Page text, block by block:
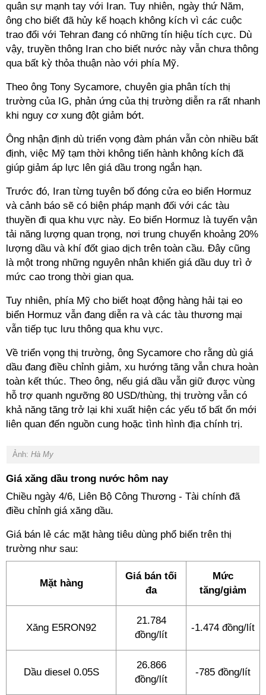
quân sự mạnh tay với Iran. Tuy nhiên, ngày thứ Năm,
ông cho biết đã hủy kế hoạch không kích vì các cuộc
trao đổi với Tehran đang có những tín hiệu tích cực. Dù
vậy, truyền thông Iran cho biết nước này vẫn chưa thông
qua bất kỳ thỏa thuận nào với phía Mỹ.
Theo ông Tony Sycamore, chuyên gia phân tích thị
trường của IG, phản ứng của thị trường diễn ra rất nhanh
khi nguy cơ xung đột giảm bớt.
Ông nhận định dù triển vọng đàm phán vẫn còn nhiều bất
định, việc Mỹ tạm thời không tiến hành không kích đã
giúp giảm áp lực lên giá dầu trong ngắn hạn.
Trước đó, Iran từng tuyên bố đóng cửa eo biển Hormuz
và cảnh báo sẽ có biện pháp mạnh đối với các tàu
thuyền đi qua khu vực này. Eo biển Hormuz là tuyến vận
tải năng lượng quan trọng, nơi trung chuyển khoảng 20%
lượng dầu và khí đốt giao dịch trên toàn cầu. Đây cũng
là một trong những nguyên nhân khiến giá dầu duy trì ở
mức cao trong thời gian qua.
Tuy nhiên, phía Mỹ cho biết hoạt động hàng hải tại eo
biển Hormuz vẫn đang diễn ra và các tàu thương mại
vẫn tiếp tục lưu thông qua khu vực.
Về triển vọng thị trường, ông Sycamore cho rằng dù giá
dầu đang điều chỉnh giảm, xu hướng tăng vẫn chưa hoàn
toàn kết thúc. Theo ông, nếu giá dầu vẫn giữ được vùng
hỗ trợ quanh ngưỡng 80 USD/thùng, thị trường vẫn có
khả năng tăng trở lại khi xuất hiện các yếu tố bất ổn mới
liên quan đến nguồn cung hoặc tình hình địa chính trị.
Ảnh: Hà My
Giá xăng dầu trong nước hôm nay
Chiều ngày 4/6, Liên Bộ Công Thương - Tài chính đã
điều chỉnh giá xăng dầu.
Giá bán lẻ các mặt hàng tiêu dùng phổ biến trên thị
trường như sau:
Mặt hàng
Giá bán tối
đa
Mức
tăng/giảm
Xăng E5RON92
21.784
đồng/lít
-1.474 đồng/lít
Dầu diesel 0.05S
26.866
đồng/lít
-785 đồng/lít